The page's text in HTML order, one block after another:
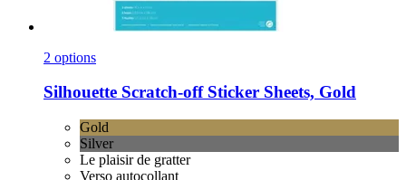
2 options
Silhouette Scratch-​off Sticker Sheets, Gold
Gold
Silver
Le plaisir de gratter
Verso autocollant